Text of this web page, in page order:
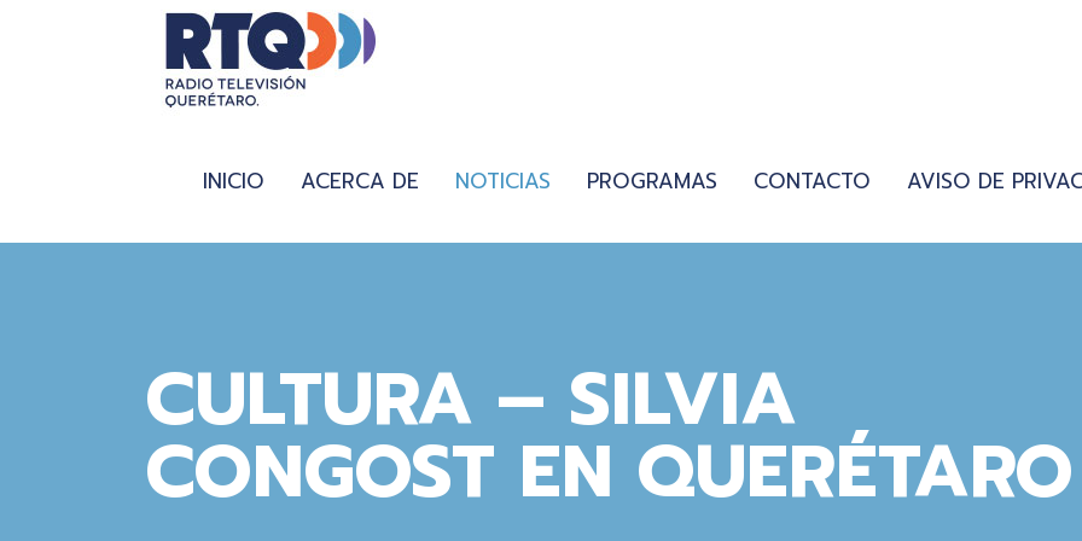
INICIO ACERCA DE NOTICIAS PROGRAMAS CONTACTO AVISO DE
CULTURA – SILVIA
CONGOST EN QUERÉTARO